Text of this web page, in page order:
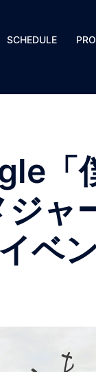
SCHEDULE
「
ャ
ベ